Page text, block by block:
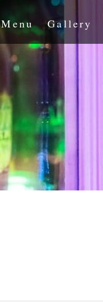
Menu Gallery